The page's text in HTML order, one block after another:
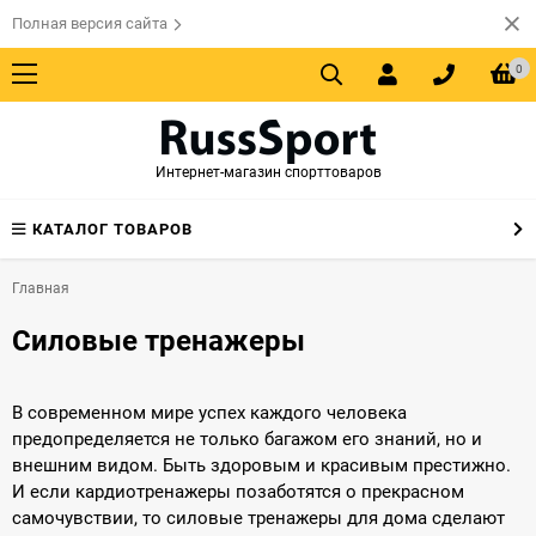
Полная версия сайта
0
Интернет-магазин спорттоваров
КАТАЛОГ ТОВАРОВ
Главная
Силовые тренажеры
В современном мире успех каждого человека
предопределяется не только багажом его знаний, но и
внешним видом. Быть здоровым и красивым престижно.
И если кардиотренажеры позаботятся о прекрасном
самочувствии, то силовые тренажеры для дома сделают